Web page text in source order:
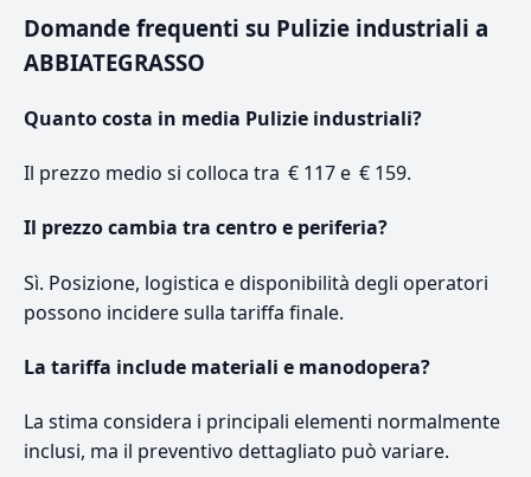
Domande frequenti su Pulizie industriali a
ABBIATEGRASSO
Quanto costa in media Pulizie industriali?
Il prezzo medio si colloca tra € 117 e € 159.
Il prezzo cambia tra centro e periferia?
Sì. Posizione, logistica e disponibilità degli operatori
possono incidere sulla tariffa finale.
La tariffa include materiali e manodopera?
La stima considera i principali elementi normalmente
inclusi, ma il preventivo dettagliato può variare.